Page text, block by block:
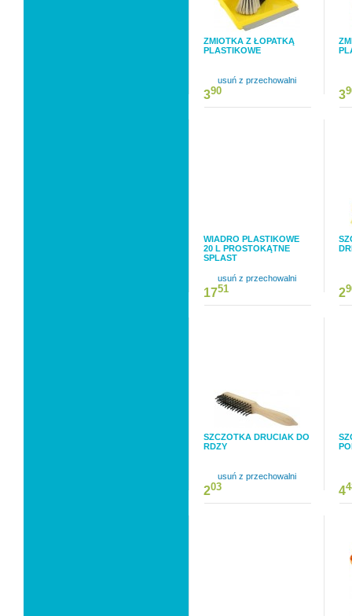
ZMIOTKA Z ŁOPATKĄ
PLASTIKOWE
usuń z przechowalni
390 3
WIADRO PLASTIKOWE
20 L PROSTOKĄTNE
SPLAST
usuń z przechowalni
1751 2
SZCZOTKA DRUCIAK DO
RDZY
usuń z przechowalni
203 4